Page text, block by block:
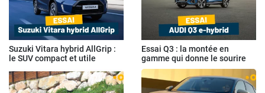
Suzuki Vitara hybrid AllGrip :
le SUV compact et utile
Essai Q3 : la montée en
gamme qui donne le sourire